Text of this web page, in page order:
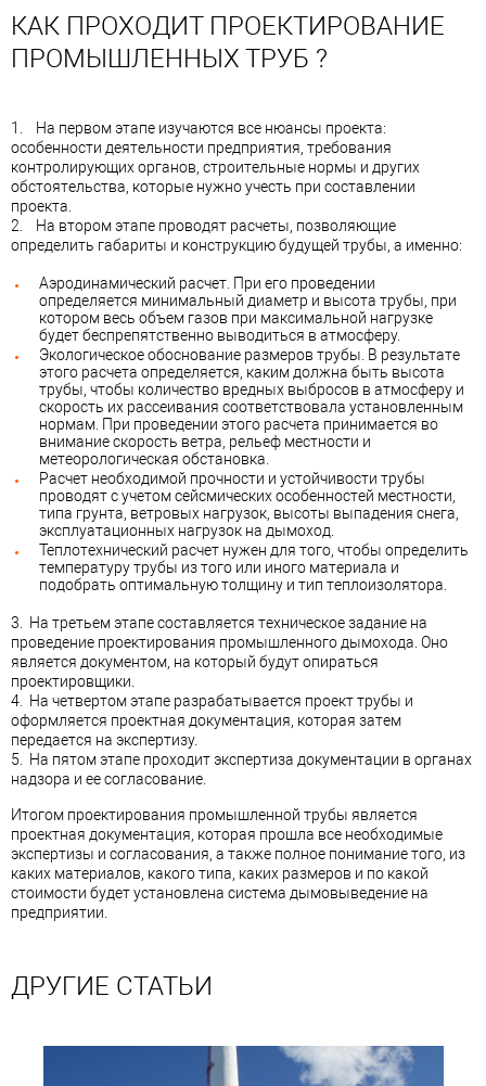
КАК ПРОХОДИТ ПРОЕКТИРОВАНИЕ
ПРОМЫШЛЕННЫХ ТРУБ ?
1. На первом этапе изучаются все нюансы проекта:
особенности деятельности предприятия, требования
контролирующих органов, строительные нормы и других
обстоятельства, которые нужно учесть при составлении
проекта.
2. На втором этапе проводят расчеты, позволяющие
определить габариты и конструкцию будущей трубы, а именно:
Аэродинамический расчет. При его проведении
определяется минимальный диаметр и высота трубы, при
котором весь объем газов при максимальной нагрузке
будет беспрепятственно выводиться в атмосферу.
Экологическое обоснование размеров трубы. В результате
этого расчета определяется, каким должна быть высота
трубы, чтобы количество вредных выбросов в атмосферу и
скорость их рассеивания соответствовала установленным
нормам. При проведении этого расчета принимается во
внимание скорость ветра, рельеф местности и
метеорологическая обстановка.
Расчет необходимой прочности и устойчивости трубы
проводят с учетом сейсмических особенностей местности,
типа грунта, ветровых нагрузок, высоты выпадения снега,
эксплуатационных нагрузок на дымоход.
Теплотехнический расчет нужен для того, чтобы определить
температуру трубы из того или иного материала и
подобрать оптимальную толщину и тип теплоизолятора.
3. На третьем этапе составляется техническое задание на
проведение проектирования промышленного дымохода. Оно
является документом, на который будут опираться
проектировщики.
4. На четвертом этапе разрабатывается проект трубы и
оформляется проектная документация, которая затем
передается на экспертизу.
5. На пятом этапе проходит экспертиза документации в органах
надзора и ее согласование.
Итогом проектирования промышленной трубы является
проектная документация, которая прошла все необходимые
экспертизы и согласования, а также полное понимание того, из
каких материалов, какого типа, каких размеров и по какой
стоимости будет установлена система дымовыведение на
предприятии.
ДРУГИЕ СТАТЬИ